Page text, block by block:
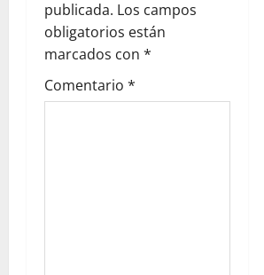
g
a
t
publicada. Los campos
obligatorios están
marcados con *
Comentario *